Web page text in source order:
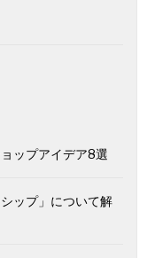
ップアイデア8選
ップ」について解